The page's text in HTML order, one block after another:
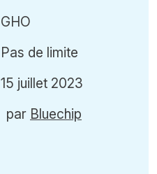
GHO
Pas de limite
15 juillet 2023
par Bluechip